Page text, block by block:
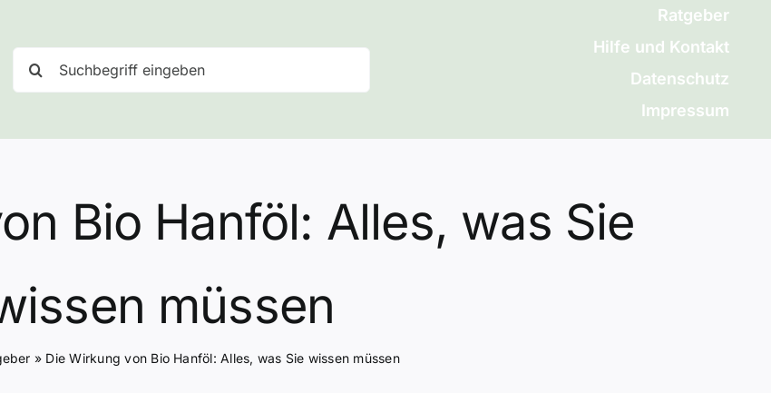
nach:
Ratgeber
Hilfe und Kontakt
Datenschutz
Impressum
Bio Hanföl: Alles, was Sie
müssen
» Die Wirkung von Bio Hanföl: Alles, was Sie wissen müssen